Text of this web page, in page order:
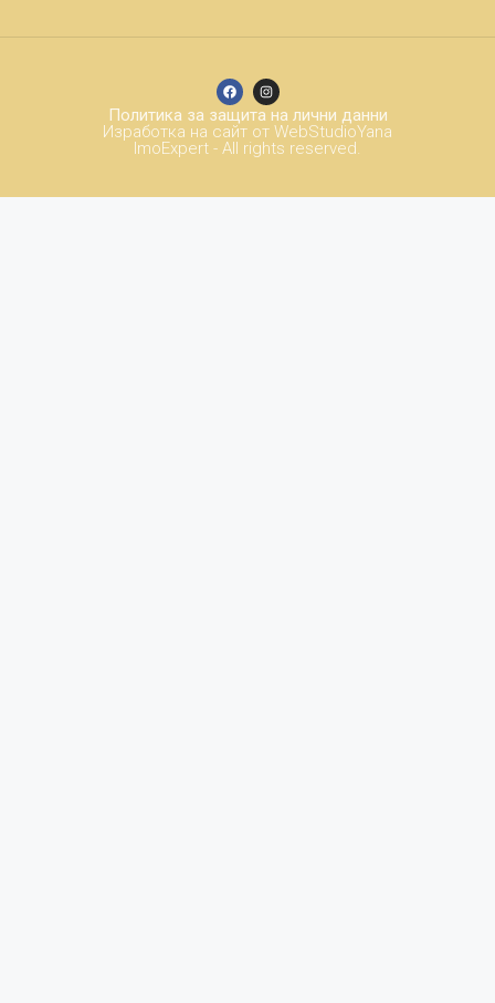
ImoExpert - All rights reserved.
Изработка на сайт от WebStudioYana
Политика за защита на лични данни